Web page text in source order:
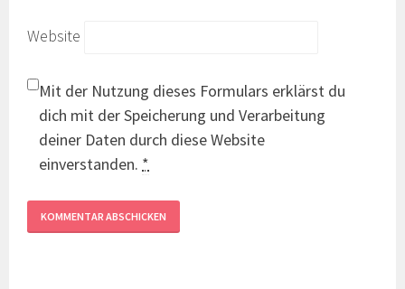
Website
Mit der Nutzung dieses Formulars erklärst du
dich mit der Speicherung und Verarbeitung
deiner Daten durch diese Website
einverstanden. *